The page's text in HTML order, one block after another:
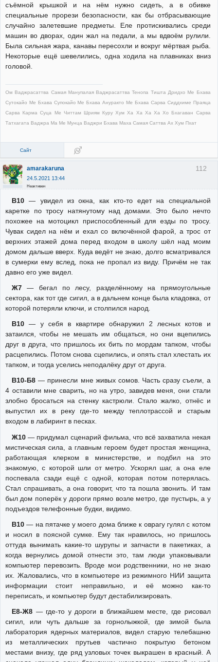
съёмной крышкой и на нём нужно сидеть, а в обивке
специальные прорези безопасности, как бы отбрасывающие
случайно залетевшие предметы. Еле протискивались среди
машин во дворах, один жал на педали, а мы вдвоём рулили.
Была сильная жара, канавы пересохли и вокруг мёртвая рыба.
Некоторые ещё шевелились, одна ходила на плавниках вниз
головой.
Ом Ваджрасаттва Самая Манупалая Ваджрасаттва Тенопа Тишта Дридхо Ме Бхава
Сутокайо Ме Бхава Супокайо Ме Бхава Ануракто Ме Бхава Сарва Сиддхиме Праяца
Сарва Карма Суца Ме Читтам Шриям Куру Хум Ха Ха Ха Ха Хо Бхагаван Сарва
Татхагата Ваджра Ма Ме Мунца Ваджри Бхава Маха Самая Саттва Ах Хум Пхат
Сайт
112
amarakaruna
24.5.2021 13:44
Неактивен
В10— увидел из окна, как кто-то едет на специальной
каретке по тросу натянутому над домами. Это было нечто
похожее на мотоцикл приспособленный для езды по тросу.
Чувак сидел на нём и ехал со включённой фарой, а трос от
верхних этажей дома перед входом в школу шёл над моим
домом дальше вверх. Куда ведёт не знаю, долго всматривался
в сумерки ему вслед, пока не пропал из виду. Причём не так
давно его уже видел.
Ж7— бегал по лесу, разделённому на прямоугольные
сектора, как тот где сигил, а в дальнем конце была кладовка, от
которой потеряли ключи, и столпился народ.
В10— у себя в квартире обнаружил 2 лесных котов и
затаился, чтобы не мешать им общаться, но они вцепились
друг в друга, что пришлось их бить по мордам тапком, чтобы
расцепились. Потом снова сцепились, и опять стал хлестать их
тапком, и тогда уселись неподалёку друг от друга.
В10-Б8— принесли мне живых сомов. Часть сразу съели, а
4 оставили мне сварить, но на утро, завидев меня, они стали
злобно бросаться на стенку кастрюли. Стало жалко, отнёс и
выпустил их в реку где-то между теплотрассой и старым
входом в лабиринт в песках.
Ж10— придумал сценарий фильма, что всё захватила некая
мистическая сила, а главным героем будет простая женщина,
работающая клерком в министерстве, и подбил на это
знакомую, с которой шли от метро. Ускорял шаг, а она еле
поспевала сзади ещё с одной, которая потом потерялась.
Стал спрашивать, а она говорит, что та пошла звонить. И там
был дом поперёк у дороги прямо возле метро, где пустырь, а у
подъездов телефонные будки, видимо.
В10— на пятачке у моего дома ближе к оврагу гулял с котом
и носил в поясной сумке. Ему так нравилось, но пришлось
оттуда вынимать какие-то шурупы и запчасти в пакетиках, а
когда вернулись домой отнести это, там люди упаковывали
компьютер перевозить. Вроде мои родственники, но не знаю
их. Жаловались, что в компьютере из режимного НИИ защита
информации стоит неправильно, и её можно как-то
переписать, и компьютер будут дестабилизировать.
Е8-Ж8— где-то у дороги в ближайшем месте, где рисовал
сигил, или чуть дальше за горнолыжкой, где зимой была
лаборатория ядерных материалов, видел старую телебашню
из металлических прутьев частично покрытую бетоном
местами внизу, где ряд узловых точек выкрашен в красный. А